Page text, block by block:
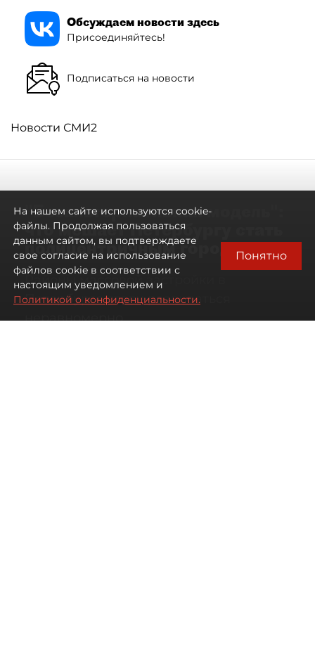
Обсуждаем новости здесь
Присоединяйтесь!
Подписаться на новости
Новости СМИ2
"Безальтернативная модель":
что мешает Петербургу стать
полицентричным городом
Районы массовой застройки в
Петербурге стали развиваться
неравномерно
На нашем сайте используются cookie-
файлы. Продолжая пользоваться
данным сайтом, вы подтверждаете
свое согласие на использование
файлов cookie в соответствии с
настоящим уведомлением и
Политикой о конфиденциальности.
Понятно